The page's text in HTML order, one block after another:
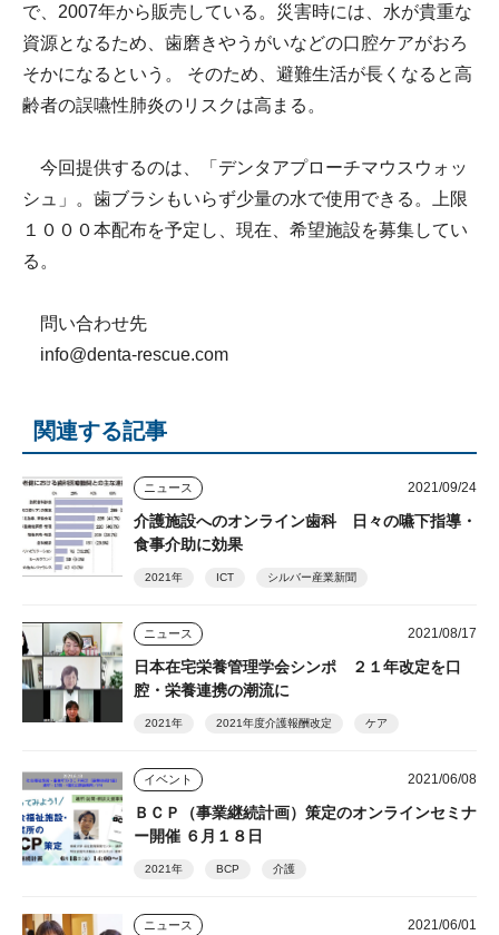
で、2007年から販売している。災害時には、水が貴重な
資源となるため、歯磨きやうがいなどの口腔ケアがおろ
そかになるという。 そのため、避難生活が長くなると高
齢者の誤嚥性肺炎のリスクは高まる。
今回提供するのは、「デンタアプローチマウスウォッ
シュ」。歯ブラシもいらず少量の水で使用できる。上限
１０００本配布を予定し、現在、希望施設を募集してい
る。
問い合わせ先
info@denta-rescue.com
関連する記事
ニュース 2021/09/24
介護施設へのオンライン歯科 日々の嚥下指導・
食事介助に効果
2021年 ICT シルバー産業新聞
ニュース 2021/08/17
日本在宅栄養管理学会シンポ ２１年改定を口
腔・栄養連携の潮流に
2021年 2021年度介護報酬改定 ケア
イベント 2021/06/08
ＢＣＰ（事業継続計画）策定のオンラインセミナ
ー開催 ６月１８日
2021年 BCP 介護
ニュース 2021/06/01